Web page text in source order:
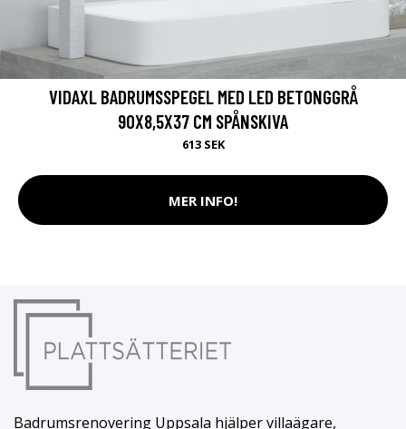
VIDAXL BADRUMSSPEGEL MED LED BETONGGRÅ
90X8,5X37 CM SPÅNSKIVA
613 SEK
MER INFO!
Badrumsrenovering Uppsala hjälper villaägare,